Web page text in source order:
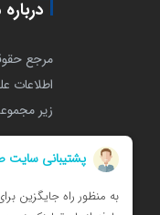
اطلاعات
زیر